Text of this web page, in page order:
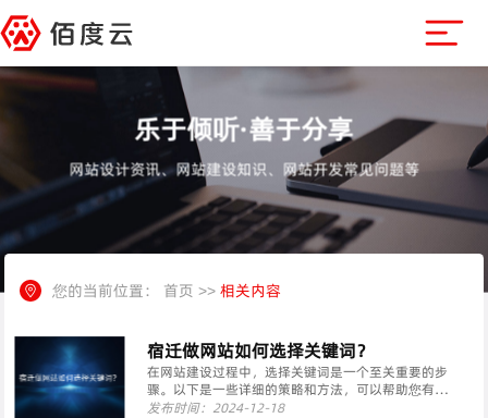
乐于倾听·善于分享
网站设计资讯、网站建设知识、网站开发常见问题等
您的当前位置： 首页 >>相关内容
宿迁做网站如何选择关键词？
在网站建设过程中，选择关键词是一个至关重要的步
骤。以下是一些详细的策略和方法，可以帮助您有效
地选择关键词：一、明确目标与受众了解目标受众：
发布时间：2024-12-18